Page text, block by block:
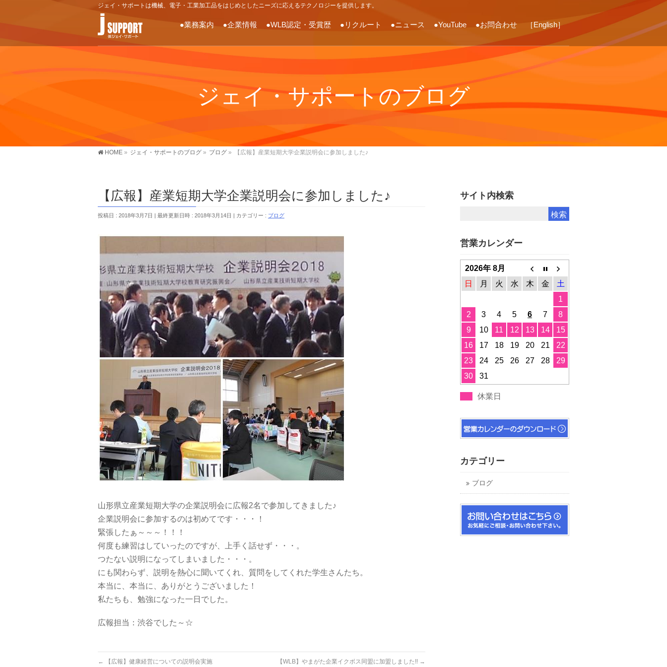
ジェイ・サポートは機械、電子・工業加工品をはじめとしたニーズに応えるテクノロジーを提供します。
●業務案内 ●企業情報 ●WLB認定・受賞歴 ●リクルート ●ニュース ●YouTube ●お問合わせ ［English］
ジェイ・サポートのブログ
HOME » ジェイ・サポートのブログ » ブログ » 【広報】産業短期大学企業説明会に参加しました♪
【広報】産業短期大学企業説明会に参加しました♪
投稿日 : 2018年3月7日 最終更新日時 : 2018年3月14日 カテゴリー : ブログ
山形県立産業短期大学の企業説明会に広報2名で参加してきました♪
企業説明会に参加するのは初めてです・・・！
緊張したぁ～～～！！！
何度も練習はしていったのですが、上手く話せず・・・。
つたない説明になってしまいました・・・。
にも関わらず、説明を熱心に聞いてくれ、質問をしてくれた学生さんたち。
本当に、本当に、ありがとうございました！
私たちも、勉強になった一日でした。
広報担当：渋谷でした～☆
← 【広報】健康経営についての説明会実施 【WLB】やまがた企業イクボス同盟に加盟しました!! →
サイト内検索
営業カレンダー
2026年 8月
日
月 火 水 木 金
土
1
2
3 4 5 6 7
8
9
10 11 12 13 14
15
16
17 18 19 20 21
22
23
24 25 26 27 28
29
30
31
休業日
カテゴリー
ブログ